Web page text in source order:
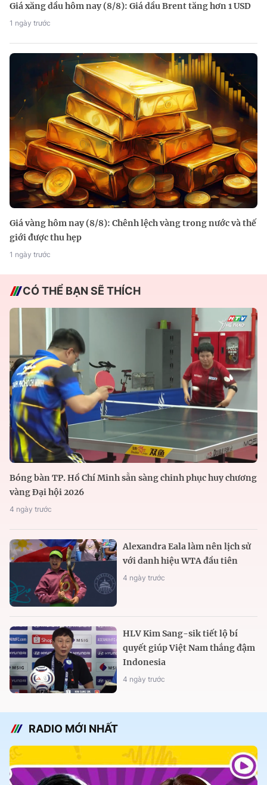
Giá xăng dầu hôm nay (8/8): Giá dầu Brent tăng hơn 1 USD
1 ngày trước
Giá vàng hôm nay (8/8): Chênh lệch vàng trong nước và thế
giới được thu hẹp
1 ngày trước
CÓ THỂ BẠN SẼ THÍCH
Bóng bàn TP. Hồ Chí Minh sẵn sàng chinh phục huy chương
vàng Đại hội 2026
4 ngày trước
Alexandra Eala làm nên lịch sử
với danh hiệu WTA đầu tiên
4 ngày trước
HLV Kim Sang-sik tiết lộ bí
quyết giúp Việt Nam thắng đậm
Indonesia
4 ngày trước
RADIO MỚI NHẤT